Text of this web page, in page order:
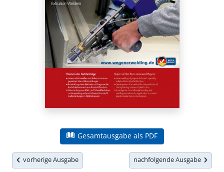
Gesamtausgabe als PDF
vorherige Ausgabe nachfolgende Ausgabe